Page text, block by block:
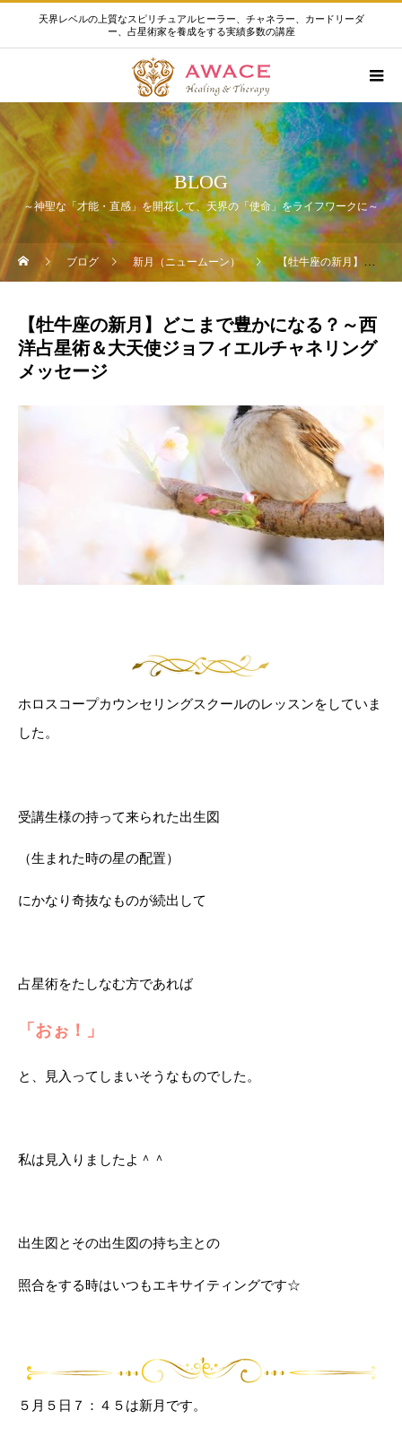
天界レベルの上質なスピリチュアルヒーラー、チャネラー、カードリーダ
ー、占星術家を養成をする実績多数の講座
BLOG
～神聖な「才能・直感」を開花して、天界の「使命」をライフワークに～
ブログ 新月（ニュームーン） 【牡牛座の新月】どこまで豊かになる？～西洋占星術＆大天使ジョフィエルチャネリングメッセージ
【牡牛座の新月】どこまで豊かになる？～西
洋占星術＆大天使ジョフィエルチャネリング
メッセージ
ホロスコープカウンセリングスクールのレッスンをしていま
した。
受講生様の持って来られた出生図
（生まれた時の星の配置）
にかなり奇抜なものが続出して
占星術をたしなむ方であれば
「おぉ！」
と、見入ってしまいそうなものでした。
私は見入りましたよ＾＾
出生図とその出生図の持ち主との
照合をする時はいつもエキサイティングです☆
５月５日７：４５は新月です。